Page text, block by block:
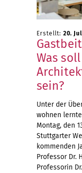
Erstellt: 20.
Was
sein?
Unter der
wohnen
Montag, den
Stuttgarter
kommenden
Professor Dr.
Professorin